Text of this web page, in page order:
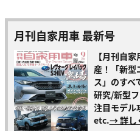
月刊自家用車 最新号
【月刊自
産！「新型
ス」のすべ
研究/新型
注目モデル
etc.→ 詳し